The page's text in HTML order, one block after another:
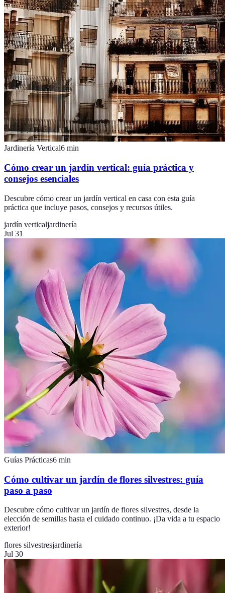
Jardinería Vertical6 min
Cómo crear un jardín vertical: guía práctica y
consejos esenciales
Descubre cómo crear un jardín vertical en casa con esta guía
práctica que incluye pasos, consejos y recursos útiles.
jardín verticaljardinería
Jul 31
Guías Prácticas6 min
Cómo cultivar un jardín de flores silvestres: guía
paso a paso
Descubre cómo cultivar un jardín de flores silvestres, desde la
elección de semillas hasta el cuidado continuo. ¡Da vida a tu espacio
exterior!
flores silvestresjardinería
Jul 30